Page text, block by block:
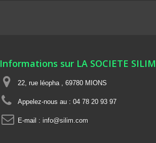
Informations sur LA SOCIETE SILIM
22, rue léopha , 69780 MIONS
Appelez-nous au : 04 78 20 93 97
E-mail : info@silim.com